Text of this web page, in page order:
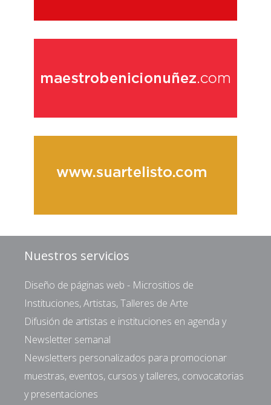
Nuestros servicios
Diseño de páginas web - Micrositios de
Instituciones, Artistas, Talleres de Arte
Difusión de artistas e instituciones en agenda y
Newsletter semanal
Newsletters personalizados para promocionar
muestras, eventos, cursos y talleres, convocatorias
y presentaciones